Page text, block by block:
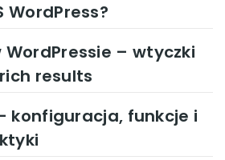
WordPress?
WordPressie – wtyczki
results
konfiguracja, funkcje i